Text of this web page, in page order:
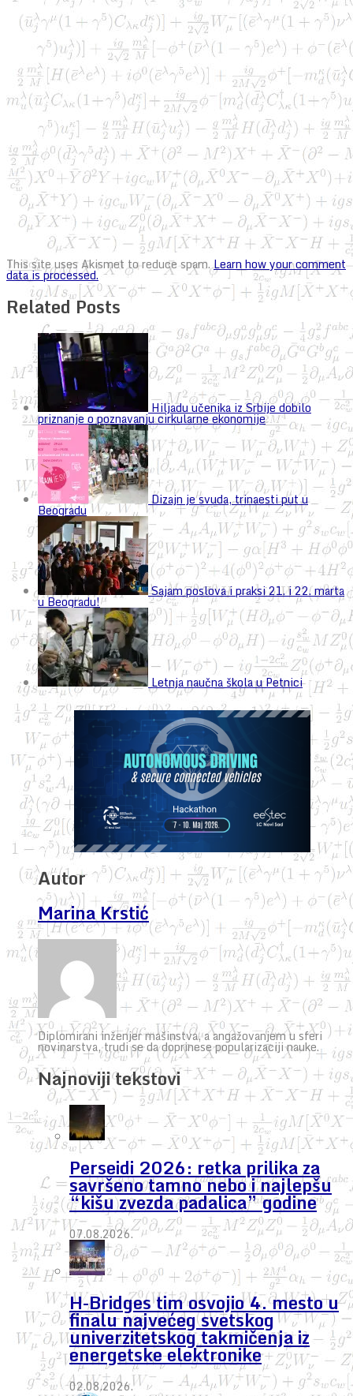
This site uses Akismet to reduce spam.Learn how your comment
data is processed.
Related Posts
Hiljadu učenika iz Srbije dobilo
priznanje o poznavanju cirkularne ekonomije
Dizajn je svuda, trinaesti put u
Beogradu
Sajam poslova i praksi 21. i 22. marta
u Beogradu!
Letnja naučna škola u Petnici
Autor
Marina Krstić
Diplomirani inženjer mašinstva, a angažovanjem u sferi
novinarstva, trudi se da doprinese popularizaciji nauke.
Najnoviji tekstovi
Perseidi 2026: retka prilika za
savršeno tamno nebo i najlepšu
“kišu zvezda padalica” godine
07.08.2026.
H-Bridges tim osvojio 4. mesto u
finalu najvećeg svetskog
univerzitetskog takmičenja iz
energetske elektronike
02.08.2026.